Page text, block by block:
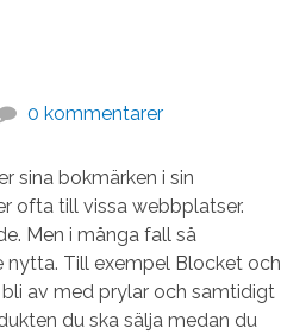
0 kommentarer
sina bokmärken i sin
ofta till vissa webbplatser.
Men i många fall så
Till exempel Blocket och
av med prylar och samtidigt
du ska sälja medan du